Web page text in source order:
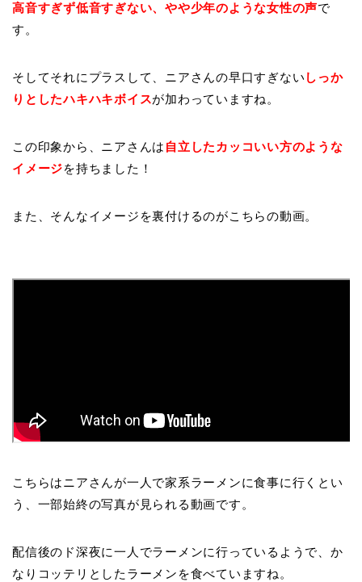
高音すぎず低音すぎない、やや少年のような女性の声で
す。
そしてそれにプラスして、ニアさんの早口すぎない しっか
りとしたハキハキボイスが加わっていますね。
この印象から、ニアさんは 自立したカッコいい方のような
イメージを持ちました！
また、そんなイメージを裏付けるのがこちらの動画。
こちらはニアさんが一人で家系ラーメンに食事に行くとい
う、一部始終の写真が見られる動画です。
配信後のド深夜に一人でラーメンに行っているようで、か
なりコッテリとしたラーメンを食べていますね。